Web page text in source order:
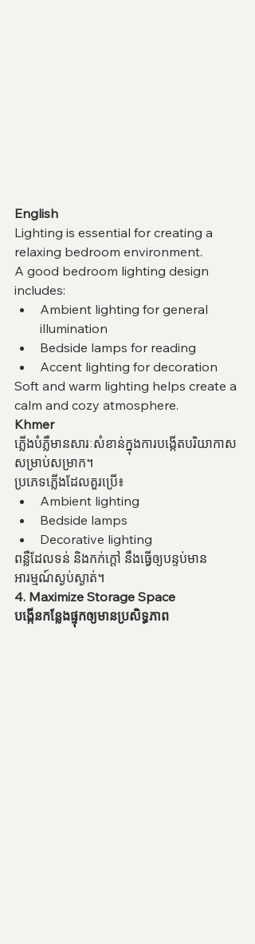
English
Lighting is essential for creating a
relaxing bedroom environment.
A good bedroom lighting design
includes:
Ambient lighting for general
illumination
Bedside lamps for reading
Accent lighting for decoration
Soft and warm lighting helps create a
calm and cozy atmosphere.
Khmer
ភ្លើងបំភ្លឺមានសារៈសំខាន់ក្នុងការបង្កើតបរិយាកាស
សម្រាប់សម្រាក។
ប្រភេទភ្លើងដែលគួរប្រើ៖
Ambient lighting
Bedside lamps
Decorative lighting
ពន្លឺដែលទន់ និងកក់ក្តៅ នឹងធ្វើឲ្យបន្ទប់មាន
អារម្មណ៍ស្ងប់ស្ងាត់។
4. Maximize Storage Space
បង្កើនកន្លែងផ្ទុកឲ្យមានប្រសិទ្ធភាព